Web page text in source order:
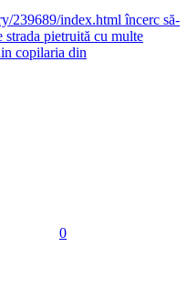
239689/index.html încerc să-
strada pietruită cu multe
copilaria din
0